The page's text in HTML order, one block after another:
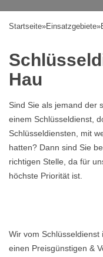
Startseite»Einsatzgebiete»
Hau
Sind Sie als jemand der
einem Schlüsseldienst,
Schlüsseldiensten, mit
hatten? Dann sind Sie
richtigen Stelle, da für
höchste Priorität ist.
Wir vom
einen Preisgünstigen &